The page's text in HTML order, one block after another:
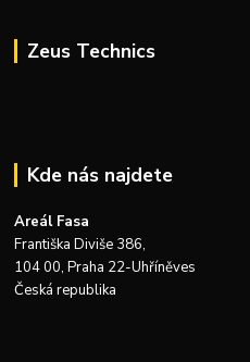
Zeus Technics
Kde nás najdete
Areál Fasa
Františka Diviše 386,
104 00, Praha 22-Uhříněves
Česká republika